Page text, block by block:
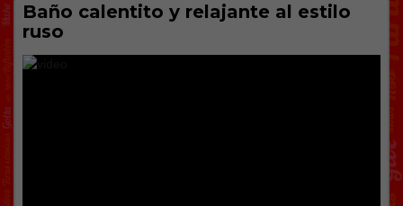
Baño calentito y relajante al estilo
ruso